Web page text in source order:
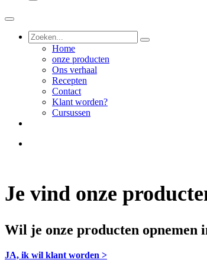
Home
onze producten
Ons verhaal
Recepten
Contact
Klant worden?
Cursussen
Je vind onze
Wil je onze producten opnemen
JA, ik wil klant worden >